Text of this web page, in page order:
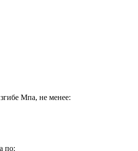
Мпа, не менее:
по: